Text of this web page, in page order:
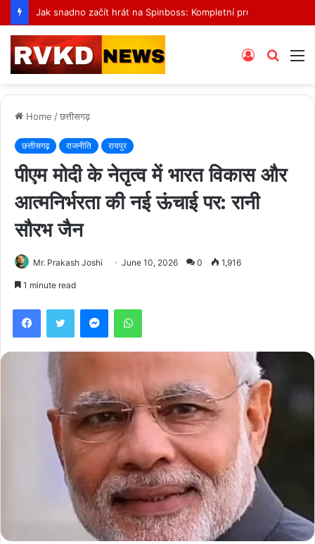
Search
Log
Home /छत्तीसगढ़
छत्तीसगढ़ राजनीति रायपुर
पीएम मोदी के नेतृत्व में भारत विकास और
आत्मनिर्भरता की नई ऊंचाई पर: रानी
सौरभ जैन
Mr. Prakash Joshi June 10, 2026 0 1,916
1 minute read
FacebookTwitter MessengerWhatsApp